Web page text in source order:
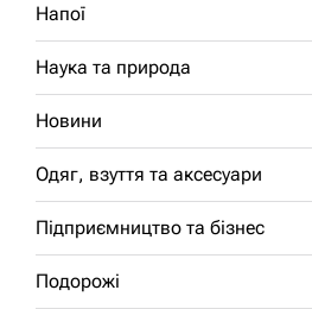
Напої
Наука та природа
Новини
Одяг, взуття та аксесуари
Підприємництво та бізнес
Подорожі